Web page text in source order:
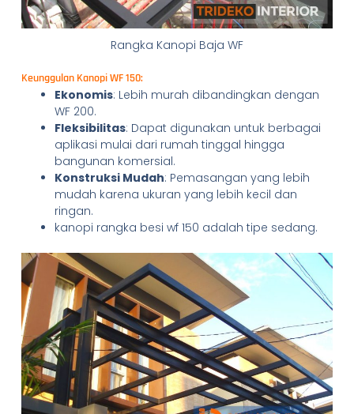
Rangka Kanopi Baja WF
Keunggulan Kanopi WF 150:
Ekonomis: Lebih murah dibandingkan dengan
WF 200.
Fleksibilitas: Dapat digunakan untuk berbagai
aplikasi mulai dari rumah tinggal hingga
bangunan komersial.
Konstruksi Mudah: Pemasangan yang lebih
mudah karena ukuran yang lebih kecil dan
ringan.
kanopi rangka besi wf 150 adalah tipe sedang.